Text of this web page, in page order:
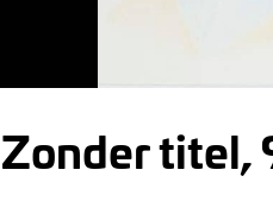
Zonder titel,